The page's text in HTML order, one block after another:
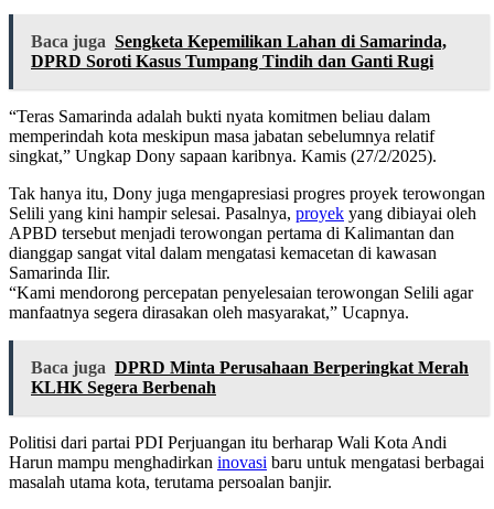
Baca juga Sengketa Kepemilikan Lahan di Samarinda,
DPRD Soroti Kasus Tumpang Tindih dan Ganti Rugi
“Teras Samarinda adalah bukti nyata komitmen beliau dalam
memperindah kota meskipun masa jabatan sebelumnya relatif
singkat,” Ungkap Dony sapaan karibnya. Kamis (27/2/2025).
Tak hanya itu, Dony juga mengapresiasi progres proyek terowongan
Selili yang kini hampir selesai. Pasalnya, proyek yang dibiayai oleh
APBD tersebut menjadi terowongan pertama di Kalimantan dan
dianggap sangat vital dalam mengatasi kemacetan di kawasan
Samarinda Ilir.
“Kami mendorong percepatan penyelesaian terowongan Selili agar
manfaatnya segera dirasakan oleh masyarakat,” Ucapnya.
Baca juga DPRD Minta Perusahaan Berperingkat Merah
KLHK Segera Berbenah
Politisi dari partai PDI Perjuangan itu berharap Wali Kota Andi
Harun mampu menghadirkan inovasi baru untuk mengatasi berbagai
masalah utama kota, terutama persoalan banjir.